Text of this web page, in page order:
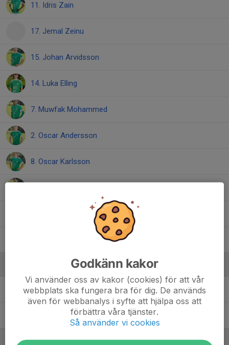
11. Idris Zain
17. Jemal Zeinu
15. Johan Arvidsson
14. Luka Elling
7. Muwfak Mohammed
2. Oscar Andersson
8. Oscar Karlsson
18. Thabit Omer Omer
Robert AnderssonLaganknuten
Robin BjörkmanHuvudtränare
Godkänn kakor
Vi använder oss av kakor (cookies) för att vår
webbplats ska fungera bra för dig. De används
även för webbanalys i syfte att hjälpa oss att
förbättra våra tjänster.
Så använder vi cookies